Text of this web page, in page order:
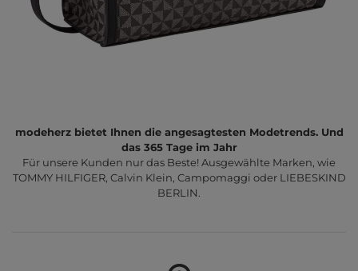
modeherz bietet Ihnen die angesagtesten Modetrends. Und
das 365 Tage im Jahr
Für unsere Kunden nur das Beste! Ausgewählte Marken, wie
TOMMY HILFIGER, Calvin Klein, Campomaggi oder LIEBESKIND
BERLIN.